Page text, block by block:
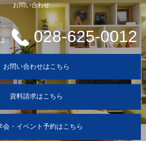
お問い合わせ
は 028-625-0012
お問い合わせはこちら
資料請求はこちら
会・イベント予約はこちら